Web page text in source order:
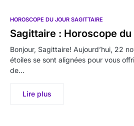
HOROSCOPE DU JOUR SAGITTAIRE
Sagittaire : Horoscope du
Bonjour, Sagittaire! Aujourd’hui, 22
étoiles se sont alignées pour vous
de…
Lire plus